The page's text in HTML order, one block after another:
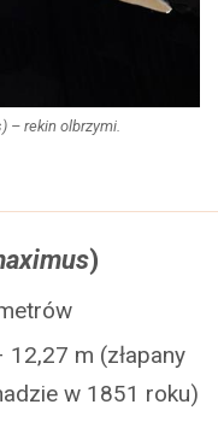
) – rekin olbrzymi.
)
m (złapany
w 1851 roku)